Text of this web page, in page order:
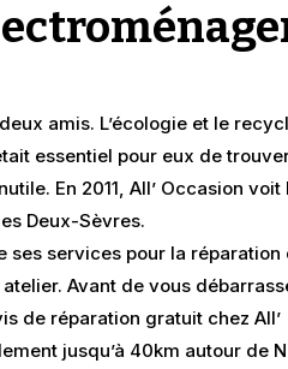
amis. L’écologie et le
essentiel pour eux de
En 2011, All’ Occasion voit
Deux-Sèvres.
ses services pour la réparation
Avant de vous
de réparation gratuit chez All’
jusqu’à 40km autour de